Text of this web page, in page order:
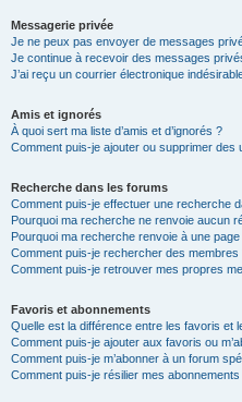
Messagerie privée
Je ne peux pas envoyer de messages
Je continue à recevoir des messages
J’ai reçu un courrier électronique
Amis et ignorés
À quoi sert ma liste d’amis et d’ignorés ?
Comment puis-je ajouter ou supprimer des
Recherche dans les forums
Comment puis-je effectuer une recherche
Pourquoi ma recherche ne renvoie aucun
Pourquoi ma recherche renvoie à une page
Comment puis-je rechercher des membres
Comment puis-je retrouver mes propres
Favoris et abonnements
Quelle est la différence entre les favoris et
Comment puis-je ajouter aux favoris ou
Comment puis-je m’abonner à un forum
Comment puis-je résilier mes abonnements